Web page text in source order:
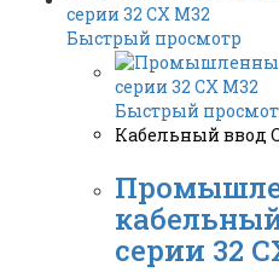
Быстрый просмотр
Быстрый
Кабельный ввод
серии 32